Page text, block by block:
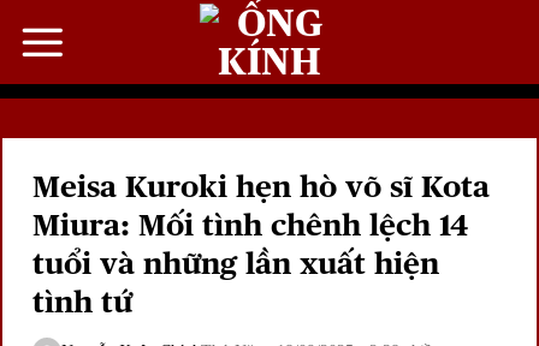
qua
dung
Meisa Kuroki hẹn hò võ sĩ Kota
Miura: Mối tình chênh lệch 14
tuổi và những lần xuất hiện
tình tứ